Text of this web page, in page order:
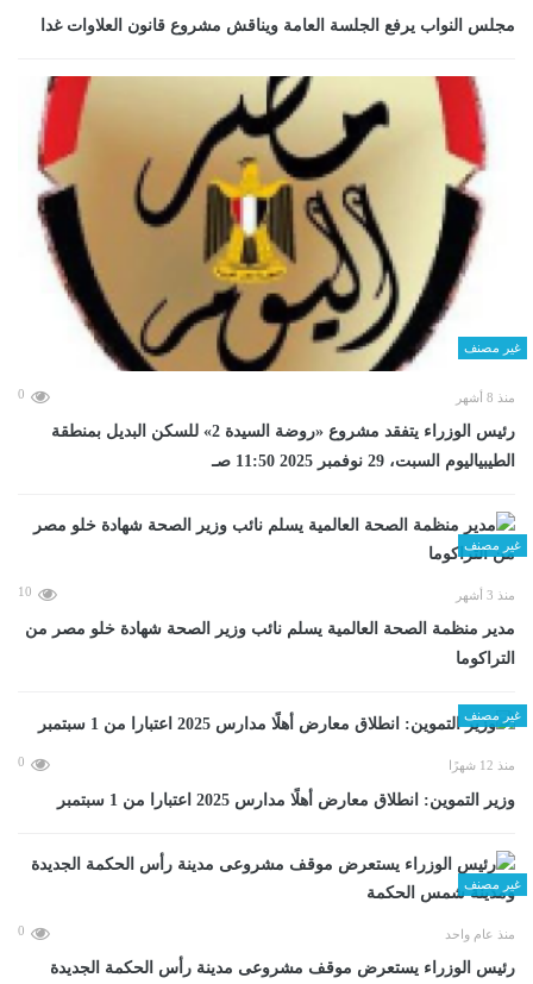
مجلس النواب يرفع الجلسة العامة ويناقش مشروع قانون العلاوات غدا
غير مصنف
منذ 8 أشهر 0
رئيس الوزراء يتفقد مشروع «روضة السيدة 2» للسكن البديل بمنطقة
الطيبياليوم السبت، 29 نوفمبر 2025 11:50 صـ
غير مصنف
منذ 3 أشهر 10
مدير منظمة الصحة العالمية يسلم نائب وزير الصحة شهادة خلو مصر من
التراكوما
غير مصنف
منذ 12 شهرًا 0
وزير التموين: انطلاق معارض أهلًا مدارس 2025 اعتبارا من 1 سبتمبر
غير مصنف
منذ عام واحد 0
رئيس الوزراء يستعرض موقف مشروعى مدينة رأس الحكمة الجديدة